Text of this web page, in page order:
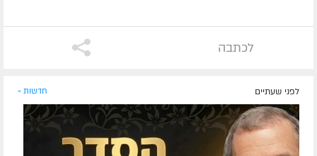
לכתבה
לפני שעתיים חדשות »